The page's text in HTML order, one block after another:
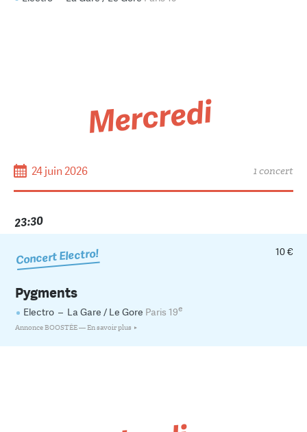
Mercredi
24 juin 2026 1 concert
23:30
10 €
Concert Electro!
Pygments
Electro – La Gare / Le Gore Paris 19e
Annonce BOOSTÉE —En savoir plus